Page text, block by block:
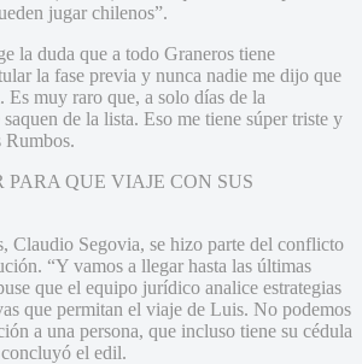
jugar chilenos”.
la duda que a todo Graneros tiene
la fase previa y nunca nadie me dijo que
muy raro que, a solo días de la
de la lista. Eso me tiene súper triste y
Rumbos.
PARA QUE VIAJE CON SUS
Claudio Segovia, se hizo parte del conflicto
“Y vamos a llegar hasta las últimas
que el equipo jurídico analice estrategias
que permitan el viaje de Luis. No podemos
a una persona, que incluso tiene su cédula
el edil.